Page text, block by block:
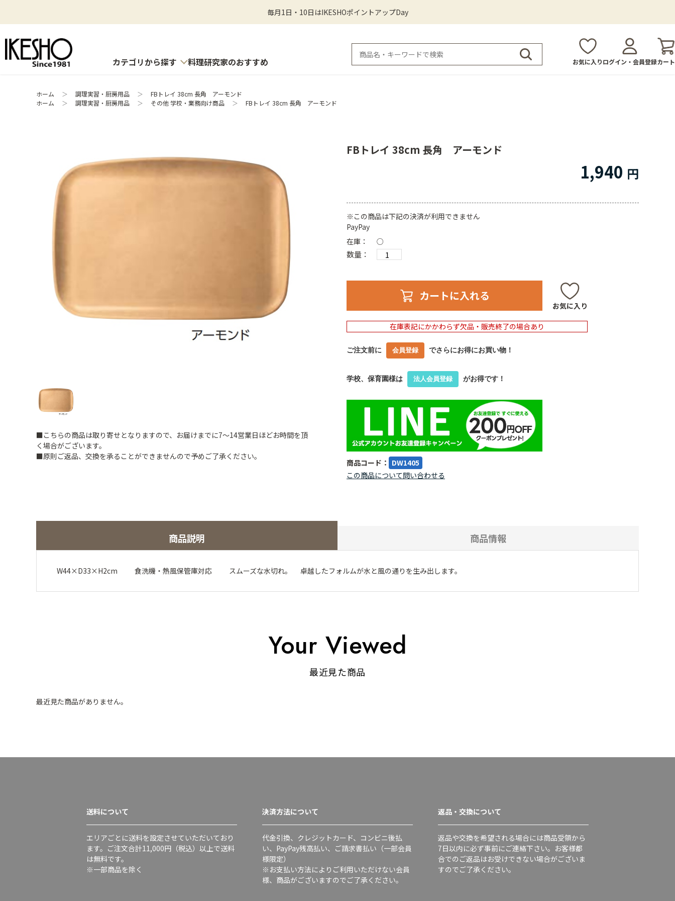
毎月1日・10日はIKESHOポイントアップDay
カテゴリから探す 料理研究家のおすすめ お気に入りログイン・会員登録カート
ホーム ＞ 調理実習・厨房用品 ＞
FBトレイ 38cm 長角 アーモンド
ホーム
＞ 調理実習・厨房用品 ＞ その他 学校・業務向け商品 ＞ FBトレイ 38cm 長角 アーモンド
■こちらの商品は取り寄せとなりますので、お届けまでに7～14営業日ほどお時間を頂
く場合がございます。
■原則ご返品、交換を承ることができませんので予めご了承ください。
FBトレイ 38cm 長角 アーモンド
1,940
※この商品は下記の決済が利用できません
PayPay
在庫：
○
数量：
カートに入れる
お気に入り
在庫表記にかかわらず欠品・販売終了の場合あり
ご注文前に 会員登録 でさらにお得にお買い物！
学校、保育園様は 法人会員登録 がお得です！
商品コード： DW1405
この商品について問い合わせる
商品説明 商品情報
W44×D33×H2cm 食洗機・熱風保管庫対応 スムーズな水切れ。 卓越したフォルムが水と風の通りを生み出します。
Your Viewed
最近見た商品
最近見た商品がありません。
送料について
エリアごとに送料を設定させていただいており
ます。ご注文合計11,000円（税込）以上で送料
は無料です。
※一部商品を除く
決済方法について
代金引換、クレジットカード、コンビニ後払
い、PayPay残高払い、ご請求書払い（一部会員
様限定）
※お支払い方法によりご利用いただけない会員
様、商品がございますのでご了承ください。
返品・交換について
返品や交換を希望される場合には商品受領から
7日以内に必ず事前にご連絡下さい。お客様都
合でのご返品はお受けできない場合がございま
すのでご了承ください。